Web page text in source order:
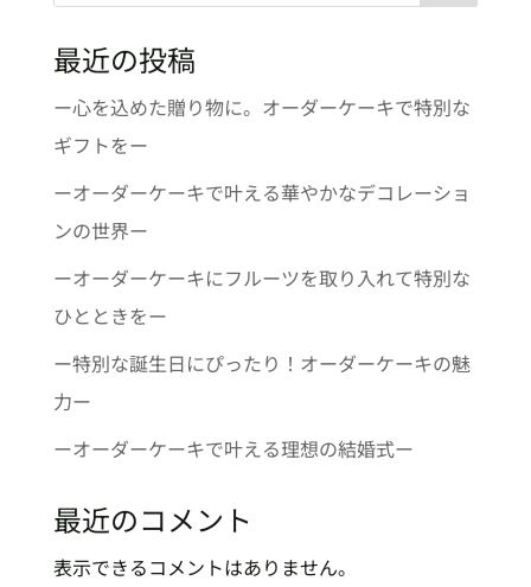
最近の投稿
ー心を込めた贈り物に。オーダーケーキで特別な
ギフトをー
ーオーダーケーキで叶える華やかなデコレーショ
ンの世界ー
ーオーダーケーキにフルーツを取り入れて特別な
ひとときをー
ー特別な誕生日にぴったり！オーダーケーキの魅
力ー
ーオーダーケーキで叶える理想の結婚式ー
最近のコメント
表示できるコメントはありません。